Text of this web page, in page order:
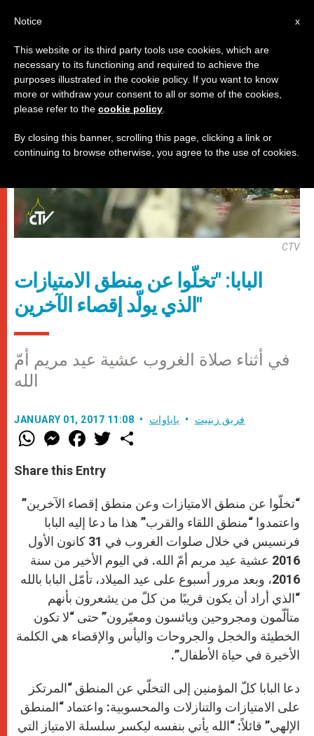
باباوات
CTV
البابا: "تخلّوا عن منطق الامتيازات
الذي يولّد إقصاء الآخرين"
في أثناء صلاة الغروب عشية عيد مريم أمّ
الله
JANUARY 01, 2017 11:08 فريق زينيت باباوات
W
h
t
s
p
M
e
s
e
g
e
r
F
a
e
b
o
k
w
r
Share this Entry
“تخلّوا عن منطق الامتيازات وعن منطق إقصاء الآخرين”
واعتمدوا “منطق اللقاء والقرب” هذا ما دعا إليه البابا
فرنسيس في خلال صلوات الغروب في 31 كانون الأول
2016 عشية عيد مريم أمّ الله. في اليوم الأخير من سنة
2016، وبعد مرور أسبوع على عيد الميلاد، تأمّل البابا بالله
“الذي أراد أن يكون قريبًا من كلّ من يشعرون بأنهم
متألّمون ومجروحين ويائسون ومعيّرون” حتى “لا تكون
الخطيئة والخجل والجروحات واليأس والإقصاء هي الكلمة
الأخيرة في حياة الأطفال”.
دعا البابا كلّ المؤمنين إلى التخلّي عن المنطق “المرتكز
على الامتيازات والتنازلات والمحسوبية: واعتماد “المنطق
الإلهي” قائلاً: “الله يأتي بنفسه ليكسر سلسلة الامتياز التي
x
Notice
This website or its third party tools use cookies, which are
necessary to its functioning and required to achieve the
purposes illustrated in the cookie policy. If you want to know
more or withdraw your consent to all or some of the cookies,
please refer to the cookie policy
By closing this banner, scrolling this page, clicking a link or
continuing to browse otherwise, you agree to the use of cookies.